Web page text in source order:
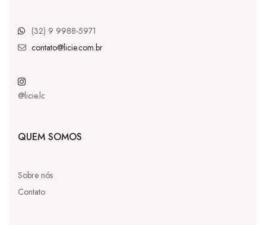
(32) 9 9988-5971
contato@licie.com.br
@licie.lc
QUEM SOMOS
Sobre nós
Contato